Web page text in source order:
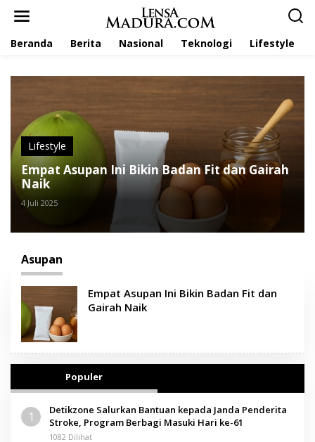
Beranda Berita Nasional Teknologi Lifestyle
Lifestyle
Empat Asupan Ini Bikin Badan Fit dan Gairah
Naik
4 Juli 2025
Asupan
Empat Asupan Ini Bikin Badan Fit dan
Gairah Naik
Populer
1
Detikzone Salurkan Bantuan kepada Janda Penderita
Stroke, Program Berbagi Masuki Hari ke-61
1082 Dilihat